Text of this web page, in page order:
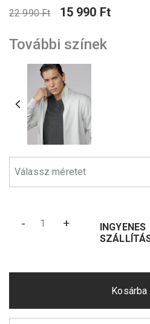
22 990 Ft 15 990 Ft
További színek
- +
INGYENES
Kosárba